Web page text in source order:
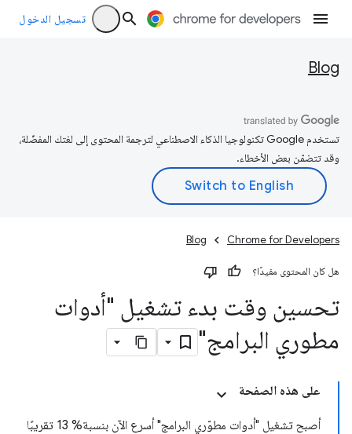
تسجيل الدخول
Blog
تستخدم Google تكنولوجيا الذكاء الاصطناعي لترجمة المحتوى إلى لغتك المفضّلة،
وقد تتضمّن بعض الأخطاء.
Chrome for Developers
Blog
هل كان المحتوى مفيدًا؟
تحسين وقت بدء تشغيل "أدوات
مطوري البرامج"
على هذه الصفحة
أصبح تشغيل "أدوات مطوّري البرامج" أسرع الآن بنسبة% 13 تقريبًا